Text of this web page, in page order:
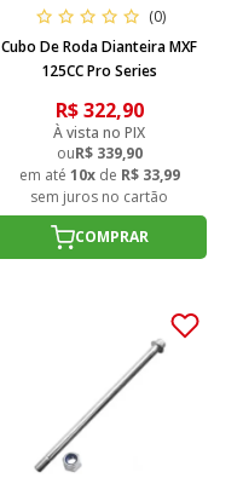
(0)
Cubo De Roda Dianteira MXF
125CC Pro Series
R$ 322,90
À vista no PIX
ouR$ 339,90
em até 10xde R$ 33,99
sem juros no cartão
COMPRAR